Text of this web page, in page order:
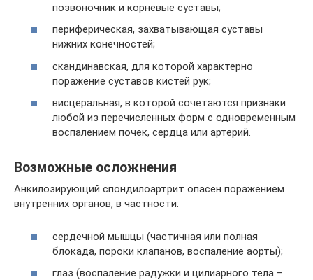
позвоночник и корневые суставы;
периферическая, захватывающая суставы
нижних конечностей;
скандинавская, для которой характерно
поражение суставов кистей рук;
висцеральная, в которой сочетаются признаки
любой из перечисленных форм с одновременным
воспалением почек, сердца или артерий.
Возможные осложнения
Анкилозирующий спондилоартрит опасен поражением
внутренних органов, в частности:
сердечной мышцы (частичная или полная
блокада, пороки клапанов, воспаление аорты);
глаз (воспаление радужки и цилиарного тела –